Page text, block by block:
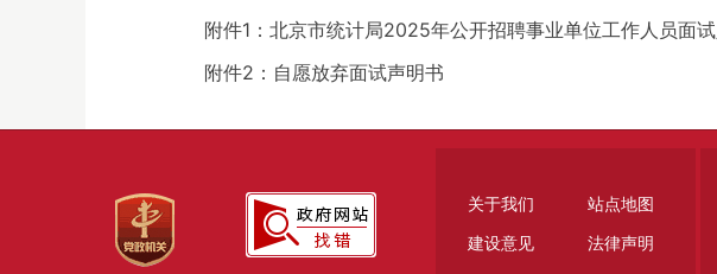
附件1：北京市统计局2025年公开招聘事业单位工作人员面
附件2：自愿放弃面试声明书
关于我们
站点地图
建设意见
法律声明